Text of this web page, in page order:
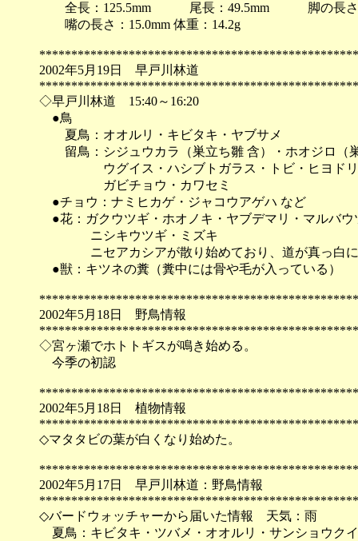
全長：125.5mm 尾長：49.5mm 脚の長さ
嘴の長さ：15.0mm 体重：14.2g
2002年5月19日 早戸川林道
◇早戸川林道 15:40～16:20
●鳥
夏鳥：オオルリ・キビタキ・ヤブサメ
留鳥：シジュウカラ（巣立ち雛 含）・ホオジロ（
ウグイス・ハシブトガラス・トビ・ヒヨドリ
ガビチョウ・カワセミ
●チョウ：ナミヒカゲ・ジャコウアゲハ など
●花：ガクウツギ・ホオノキ・ヤブデマリ・マルバウ
ニシキウツギ・ミズキ
ニセアカシアが散り始めており、道が真っ白に
●獣：キツネの糞（糞中には骨や毛が入っている）
2002年5月18日 野鳥情報
◇宮ヶ瀬でホトトギスが鳴き始める。
今季の初認
2002年5月18日 植物情報
◇マタタビの葉が白くなり始めた。
2002年5月17日 早戸川林道：野鳥情報
◇バードウォッチャーから届いた情報 天気：雨
夏鳥：キビタキ・ツバメ・オオルリ・サンショウク